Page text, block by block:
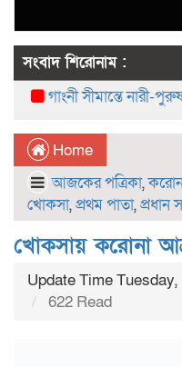
সংবাদ শিরোনাম :
গাংনী সীমান্তে নারী-
Home
আজকের পত্রিকা,
খোকসা,প্রথম পাতা,প্রধান
খোকসায় করোনা
Update Time
622 Read